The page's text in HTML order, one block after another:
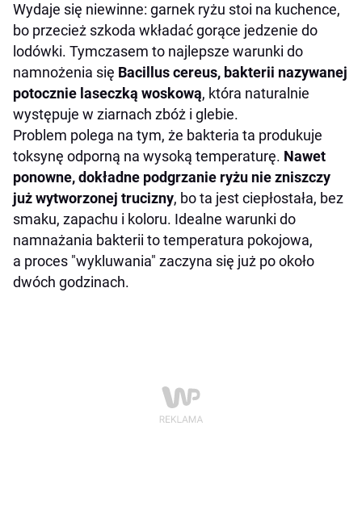
Wydaje się niewinne: garnek ryżu stoi na kuchence,
bo przecież szkoda wkładać gorące jedzenie do
lodówki. Tymczasem to najlepsze warunki do
namnożenia się Bacillus cereus, bakterii nazywanej
potocznie laseczką woskową, która naturalnie
występuje w ziarnach zbóż i glebie.
Problem polega na tym, że bakteria ta produkuje
toksynę odporną na wysoką temperaturę. Nawet
ponowne, dokładne podgrzanie ryżu nie zniszczy
już wytworzonej trucizny, bo ta jest ciepłostała, bez
smaku, zapachu i koloru. Idealne warunki do
namnażania bakterii to temperatura pokojowa,
a proces "wykluwania" zaczyna się już po około
dwóch godzinach.